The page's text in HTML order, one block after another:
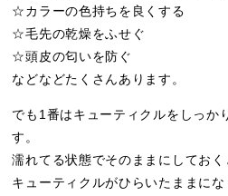
☆カラーの色持ちを良くする
☆毛先の乾燥をふせぐ
☆頭皮の匂いを防ぐ
などなどたくさんあります。
でも1番はキューティクルをしっか
す。
濡れてる状態でそのままにしておく
キューティクルがひらいたままにな